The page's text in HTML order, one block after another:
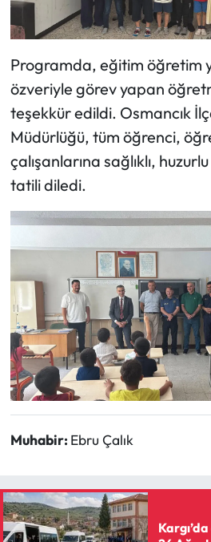
Programda, eğitim öğretim
özveriyle görev yapan
teşekkür edildi. Osmancık
Müdürlüğü, tüm öğrenci,
çalışanlarına sağlıklı,
tatili diledi.
Muhabir: Ebru Çalık